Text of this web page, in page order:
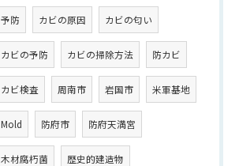
予防 カビの原因 カビの匂い
カビの予防 カビの掃除方法 防カビ
カビ検査 周南市 岩国市 米軍基地
Mold 防府市 防府天満宮
木材腐朽菌 歴史的建造物